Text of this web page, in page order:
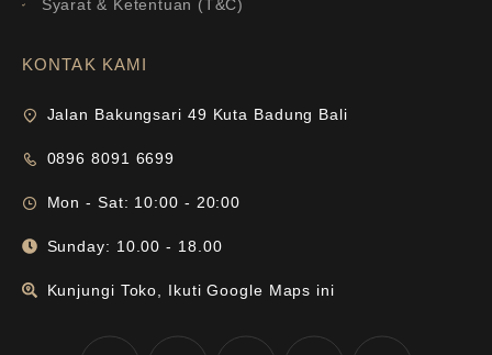
Syarat & Ketentuan (T&C)
KONTAK KAMI
Jalan Bakungsari 49 Kuta Badung Bali
0896 8091 6699
Mon - Sat: 10:00 - 20:00
Sunday: 10.00 - 18.00
Kunjungi Toko, Ikuti Google Maps ini